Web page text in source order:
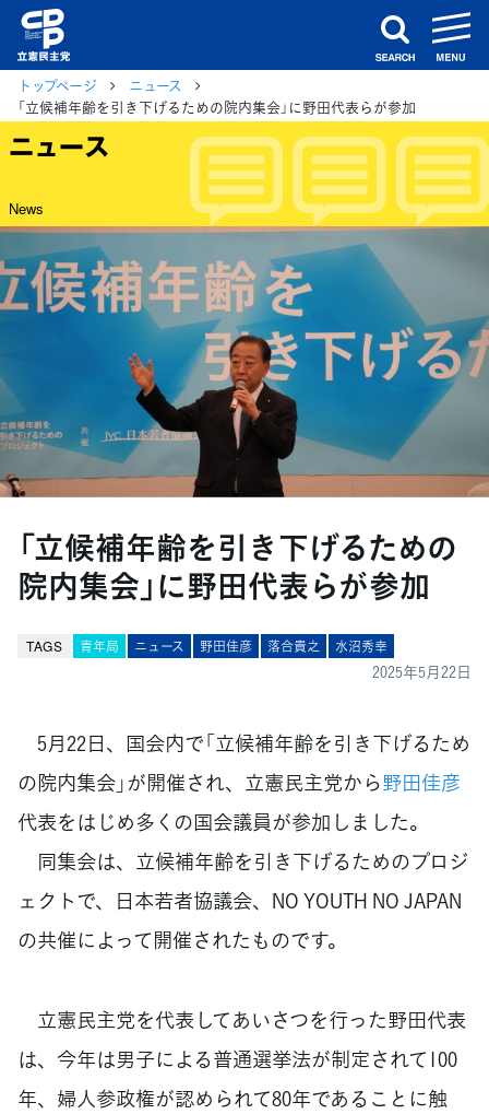
search
トップページ
ニュース
「立候補年齢を引き下げるための院内集会」に野田代表らが参加
ニュース
News
「立候補年齢を引き下げるための
院内集会」に野田代表らが参加
TAGS 青年局 ニュース 野田佳彦 落合貴之 水沼秀幸
2025年5月22日
5月22日、国会内で「立候補年齢を引き下げるため
の院内集会」が開催され、立憲民主党から野田佳彦
代表をはじめ多くの国会議員が参加しました。
同集会は、立候補年齢を引き下げるためのプロジ
ェクトで、日本若者協議会、NO YOUTH NO JAPAN
の共催によって開催されたものです。
立憲民主党を代表してあいさつを行った野田代表
は、今年は男子による普通選挙法が制定されて100
年、婦人参政権が認められて80年であることに触